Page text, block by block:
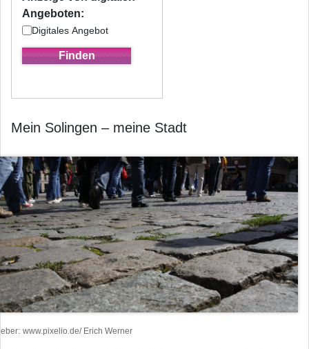
Angeboten:
Digitales Angebot
Mein Solingen – meine Stadt
www.pixelio.de/ Erich Werner